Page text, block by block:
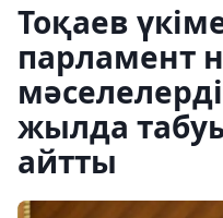
Тоқаев
парламент
жылда
айтты